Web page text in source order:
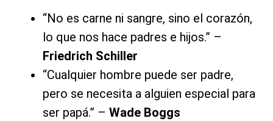
“No es carne ni sangre, sino el corazón,
lo que nos hace padres e hijos.” –
Friedrich Schiller
“Cualquier hombre puede ser padre,
pero se necesita a alguien especial para
ser papá.” – Wade Boggs